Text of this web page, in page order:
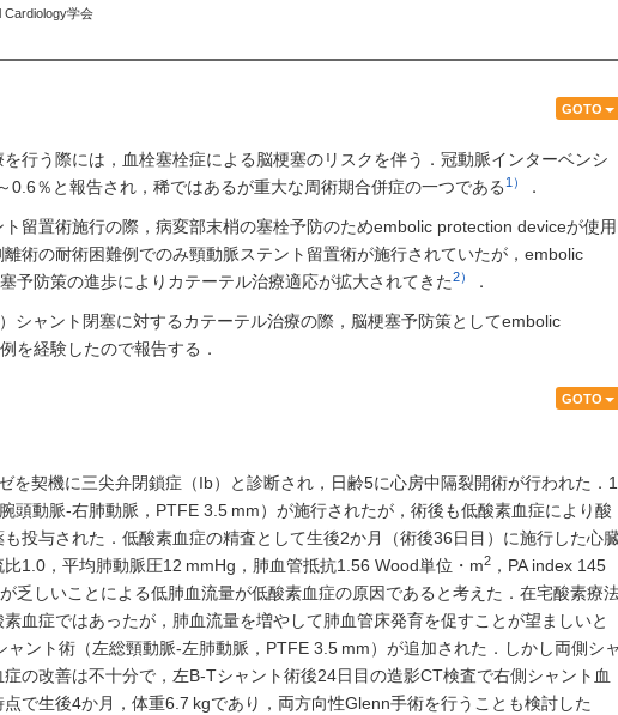
Cardiology学会
GOTO
行う際には，血栓塞栓症による脳梗塞のリスクを伴う．冠動脈インターベンシ
0.6％と報告され，稀ではあるが重大な周術期合併症の一つである 1） ．
留置術施行の際，病変部末梢の塞栓予防のためembolic protection deviceが使用
術の耐術困難例でのみ頸動脈ステント留置術が施行されていたが，embolic
予防策の進歩によりカテーテル治療適応が拡大されてきた2） ．
シャント閉塞に対するカテーテル治療の際，脳梗塞予防策としてembolic
を経験したので報告する．
GOTO
を契機に三尖弁閉鎖症（Ib）と診断され，日齢5に心房中隔裂開術が行われた．1
頭動脈-右肺動脈，PTFE 3.5 mm）が施行されたが，術後も低酸素血症により酸
投与された．低酸素血症の精査として生後2か月（術後36日目）に施行した心臓
1.0，平均肺動脈圧12 mmHg，肺血管抵抗1.56 Wood単位・m2 ，PA index 145
乏しいことによる低肺血流量が低酸素血症の原因であると考えた．在宅酸素療
血症ではあったが，肺血流量を増やして肺血管床発育を促すことが望ましいと
ント術（左総頸動脈-左肺動脈，PTFE 3.5 mm）が追加された．しかし両側シャ
の改善は不十分で，左B-Tシャント術後24日目の造影CT検査で右側シャント血
で生後4か月，体重6.7 kgであり，両方向性Glenn手術を行うことも検討した